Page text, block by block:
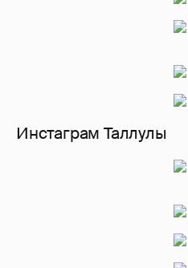
Инстаграм Таллулы